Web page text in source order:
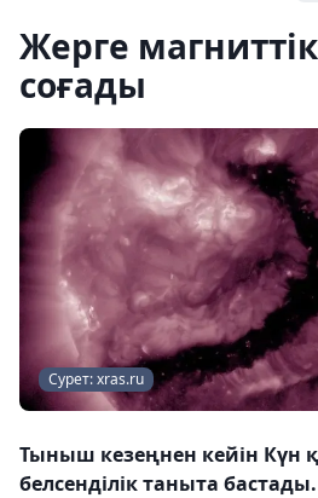
Жерге
соғады
Сурет: xras.ru
Тыныш кезеңнен кейін Күн
белсенділік таныта